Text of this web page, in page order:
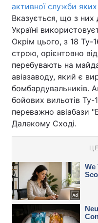
активної служби
Вказується, що з них
Україні
Окрім цього, з 18 Ту-
строю, орієнтовно
перебувають на
авіазаводу, який є
бомбардувальників.
бойових вильотів
переважно авіабази
Далекому Сході.